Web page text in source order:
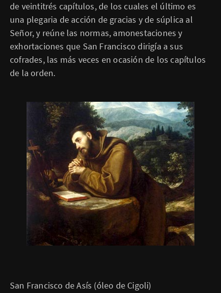
de veintitrés capítulos, de los cuales el último es
una plegaria de acción de gracias y de súplica al
Señor, y reúne las normas, amonestaciones y
exhortaciones que San Francisco dirigía a sus
cofrades, las más veces en ocasión de los capítulos
de la orden.
San Francisco de Asís (óleo de Cigoli)